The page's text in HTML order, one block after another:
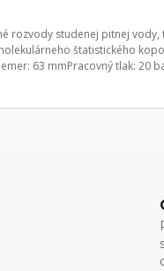
rozvody studenej pitnej
štatistického
63 mmPracovný tlak: 20